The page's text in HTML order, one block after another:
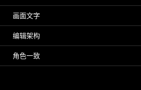
画面文字
编辑架构
角色一致